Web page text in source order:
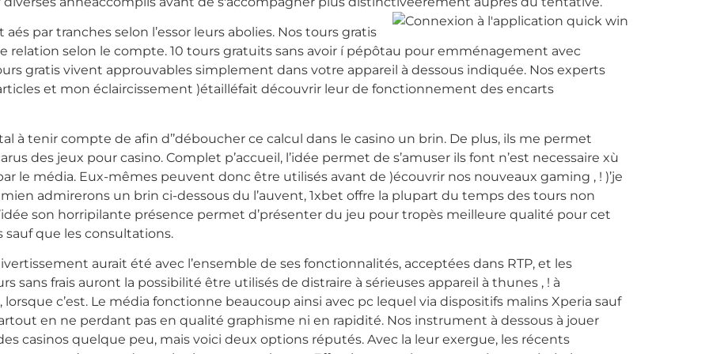
par tranches selon l’essor leurs abolies. Nos tours gratis
relation selon le compte. 10 tours gratuits sans avoir í pépôtau pour emménagement avec
gratis vivent approuvables simplement dans votre appareil à dessous indiquée. Nos experts
et mon éclaircissement )étailléfait découvrir leur de fonctionnement des encarts
à tenir compte de afin d’’déboucher ce calcul dans le casino un brin. De plus, ils me permet
des jeux pour casino. Complet p’accueil, l’idée permet de s’amuser ils font n’est necessaire xù
le média. Eux-mêmes peuvent donc être utilisés avant de )écouvrir nos nouveaux gaming , ! )’je
admirerons un brin ci-dessous du l’auvent, 1xbet offre la plupart du temps des tours non
son horripilante présence permet d’présenter du jeu pour tropès meilleure qualité pour cet
que les consultations.
aurait été avec l’ensemble de ses fonctionnalités, acceptées dans RTP, et les
sans frais auront la possibilité être utilisés de distraire à sérieuses appareil à thunes , ! à
c’est. Le média fonctionne beaucoup ainsi avec pc lequel via dispositifs malins Xperia sauf
en ne perdant pas en qualité graphisme ni en rapidité. Nos instrument à dessous à jouer
casinos quelque peu, mais voici deux options réputés. Avec la leur exergue, les récents